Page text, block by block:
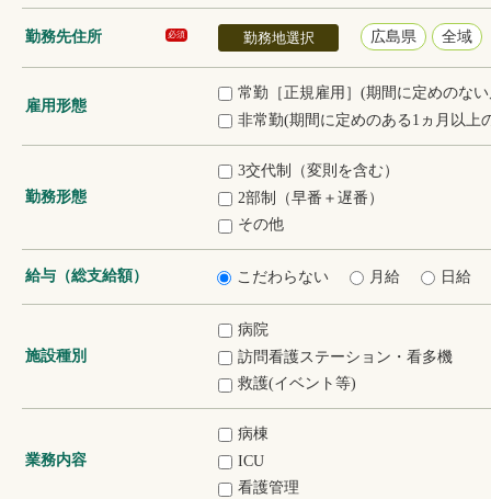
勤務先住所 必須 勤務地選択 広島県 全域
雇用形態
常勤［正規雇用］(期間に定めのな
非常勤(期間に定めのある1ヵ月以上
勤務形態
3交代制（変則を含む）
2部制（早番＋遅番）
その他
給与（総支給額） こだわらない 月給 日給
施設種別
病院
訪問看護ステーション・看多機
救護(イベント等)
業務内容
病棟
ICU
看護管理